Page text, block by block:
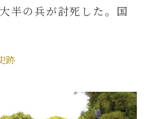
半の兵が討死した。国
跡